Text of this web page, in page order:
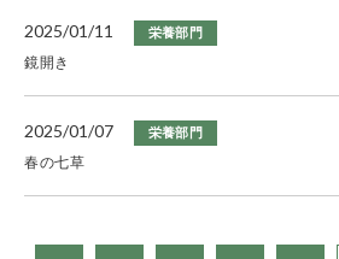
2025/01/11 栄養部門
鏡開き
2025/01/07 栄養部門
春の七草